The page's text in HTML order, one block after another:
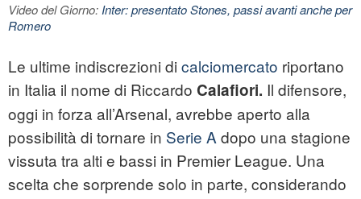
Video del Giorno:Inter: presentato Stones, passi avanti anche per
Romero
Le ultime indiscrezioni di calciomercato riportano
in Italia il nome di Riccardo Calafiori. Il difensore,
oggi in forza all’Arsenal, avrebbe aperto alla
possibilità di tornare in Serie A dopo una stagione
vissuta tra alti e bassi in Premier League. Una
scelta che sorprende solo in parte, considerando